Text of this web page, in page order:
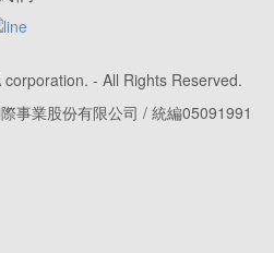
- All Rights Reserved.
事業股份有限公司 / 統編05091991